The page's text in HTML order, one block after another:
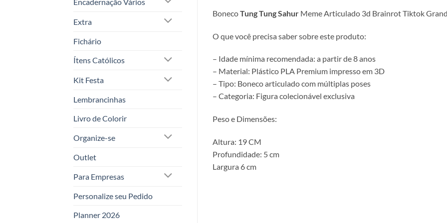
Extra
Fichário
Ítens Católicos
Kit Festa
Lembrancinhas
Livro de Colorir
Organize-se
Outlet
Para Empresas
Personalize seu Pedido
Planner 2026
BonecoTung Tung SahurMeme Articulado 3d Brainrot Tiktok
O que você precisa saber sobre este produto:
– Idade mínima recomendada: a partir de 8 anos
– Material: Plástico PLA Premium impresso em 3D
– Tipo: Boneco articulado com múltiplas poses
– Categoria: Figura colecionável exclusiva
Peso e Dimensões:
Altura: 19 CM
Profundidade: 5 cm
Largura 6 cm